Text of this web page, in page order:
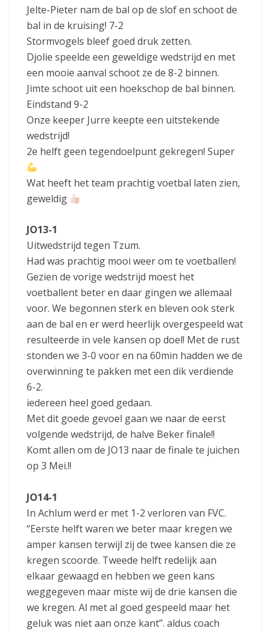
Jelte-Pieter nam de bal op de slof en schoot de
bal in de kruising! 7-2
Stormvogels bleef goed druk zetten.
Djolie speelde een geweldige wedstrijd en met
een mooie aanval schoot ze de 8-2 binnen.
Jimte schoot uit een hoekschop de bal binnen.
Eindstand 9-2
Onze keeper Jurre keepte een uitstekende
wedstrijd!
2e helft geen tegendoelpunt gekregen! Super
Wat heeft het team prachtig voetbal laten zien,
geweldig
JO13-1
Uitwedstrijd tegen Tzum.
Had was prachtig mooi weer om te voetballen!
Gezien de vorige wedstrijd moest het
voetballent beter en daar gingen we allemaal
voor. We begonnen sterk en bleven ook sterk
aan de bal en er werd heerlijk overgespeeld wat
resulteerde in vele kansen op doel! Met de rust
stonden we 3-0 voor en na 60min hadden we de
overwinning te pakken met een dik verdiende
6-2.
iedereen heel goed gedaan.
Met dit goede gevoel gaan we naar de eerst
volgende wedstrijd, de halve Beker finale!!
Komt allen om de JO13 naar de finale te juichen
op 3 Mei.!!
JO14-1
In Achlum werd er met 1-2 verloren van FVC.
“Eerste helft waren we beter maar kregen we
amper kansen terwijl zij de twee kansen die ze
kregen scoorde. Tweede helft redelijk aan
elkaar gewaagd en hebben we geen kans
weggegeven maar miste wij de drie kansen die
we kregen. Al met al goed gespeeld maar het
geluk was niet aan onze kant”. aldus coach